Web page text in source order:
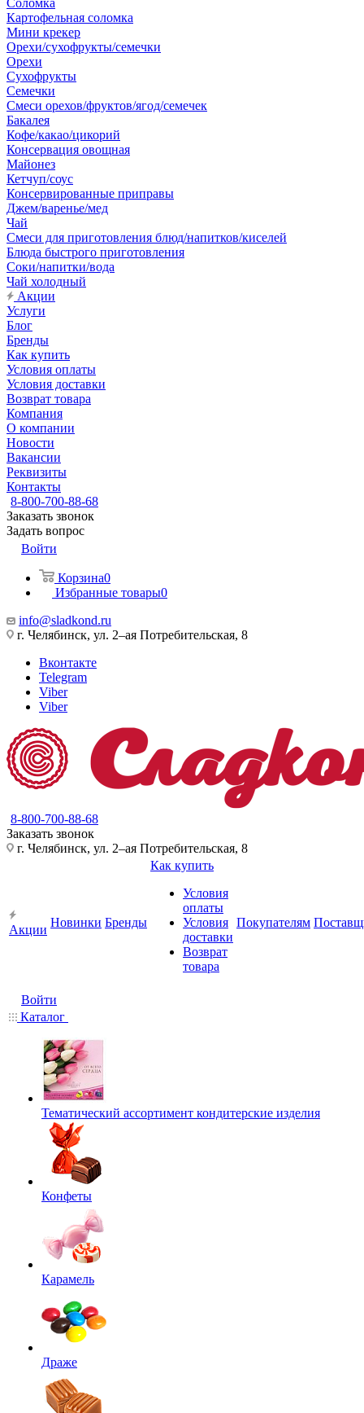
Соломка
Картофельная соломка
Мини крекер
Орехи/сухофрукты/семечки
Орехи
Сухофрукты
Семечки
Смеси орехов/фруктов/ягод/семечек
Бакалея
Кофе/какао/цикорий
Консервация овощная
Майонез
Кетчуп/соус
Консервированные приправы
Джем/варенье/мед
Чай
Смеси для приготовления блюд/напитков/киселей
Блюда быстрого приготовления
Соки/напитки/вода
Чай холодный
Акции
Услуги
Блог
Бренды
Как купить
Условия оплаты
Условия доставки
Возврат товара
Компания
О компании
Новости
Вакансии
Реквизиты
Контакты
8-800-700-88-68
Заказать звонок
Задать вопрос
Войти
Корзина0
Избранные товары0
info@sladkond.ru
г. Челябинск, ул. 2–ая Потребительская, 8
Вконтакте
Telegram
Viber
Viber
8-800-700-88-68
Заказать звонок
г. Челябинск, ул. 2–ая Потребительская, 8
Акции
Новинки Бренды
Как купить
Условия
оплаты
Условия
доставки
Возврат
товара
Покупателям
Войти
Каталог
Тематический ассортимент кондитерские изделия
Конфеты
Карамель
Драже